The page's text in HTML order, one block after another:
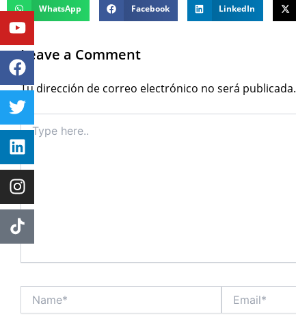
WhatsApp Facebook LinkedIn
Leave a Comment
Tu dirección de correo electrónico no será publicada.
here..
Youtube
Facebook
Twitter
Linkedin
Instagram